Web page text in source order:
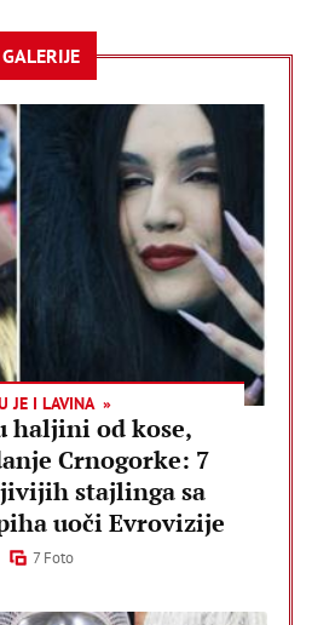
GALERIJE
JE I LAVINA
haljini od kose,
Crnogorke: 7
stajlinga sa
uoči Evrovizije
7 Foto